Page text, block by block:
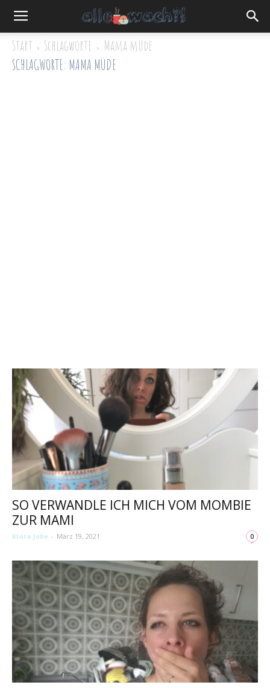
Start Schlagworte
Mama müde
SCHLAGWORTE: MAMA MÜDE
SO VERWANDLE ICH MICH VOM MOMBIE
ZUR MAMI
Klara Jebe - März 19, 2021 0